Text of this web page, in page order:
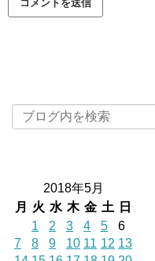
2018年5月
月
火 水 木 金 土
日
1
2 3 4 5
6
7
8 9 10 11 12 13